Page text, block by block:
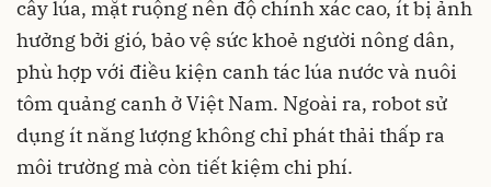
cây lúa, mặt ruộng nên độ chính xác cao, ít bị ảnh
hưởng bởi gió, bảo vệ sức khoẻ người nông dân,
phù hợp với điều kiện canh tác lúa nước và nuôi
tôm quảng canh ở Việt Nam. Ngoài ra, robot sử
dụng ít năng lượng không chỉ phát thải thấp ra
môi trường mà còn tiết kiệm chi phí.